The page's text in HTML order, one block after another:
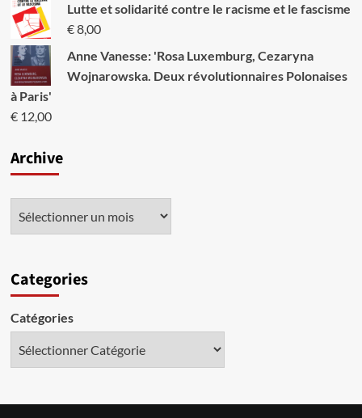
Lutte et solidarité contre le racisme et le fascisme
€8,00
Anne Vanesse: 'Rosa Luxemburg, Cezaryna
Wojnarowska. Deux révolutionnaires Polonaises
à Paris'
€12,00
Archive
Categories
Catégories